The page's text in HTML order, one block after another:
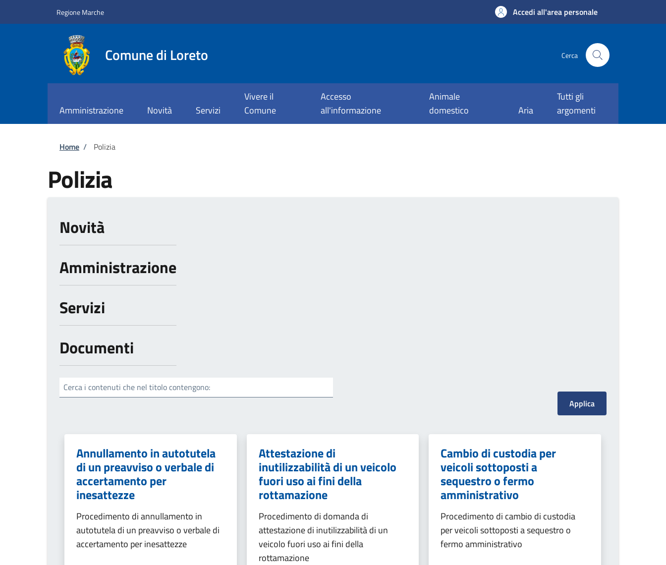
Regione Marche Accedi all'area personale
Comune di Loreto Cerca
Amministrazione Novità Servizi
Vivere il
Comune
Accesso
all'informazione
Animale
domestico
Aria
Tutti gli
argomenti
Briciole di pane
Home / Polizia
Polizia
Novità
Amministrazione
Servizi
Documenti
Cerca i contenuti che nel titolo contengono:
Annullamento in autotutela
di un preavviso o verbale di
accertamento per
inesattezze
Procedimento di annullamento in
autotutela di un preavviso o verbale di
accertamento per inesattezze
Attestazione di
inutilizzabilità di un veicolo
fuori uso ai fini della
rottamazione
Procedimento di domanda di
attestazione di inutilizzabilità di un
veicolo fuori uso ai fini della
rottamazione
Cambio di custodia per
veicoli sottoposti a
sequestro o fermo
amministrativo
Procedimento di cambio di custodia
per veicoli sottoposti a sequestro o
fermo amministrativo